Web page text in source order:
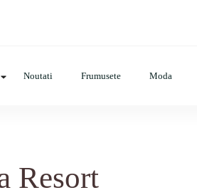
Noutati Frumusete Moda
Resort